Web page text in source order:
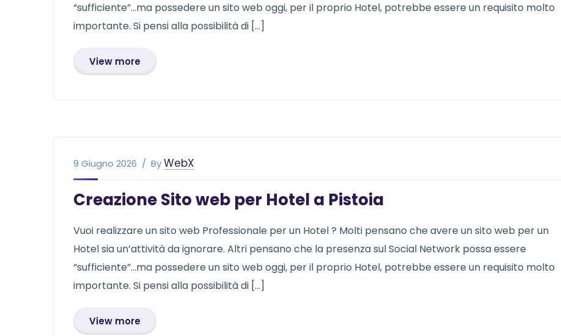
“sufficiente”…ma possedere un sito web oggi, per il proprio Hotel, potrebbe essere un requisito molto
importante. Si pensi alla possibilità di […]
View more
9 Giugno 2026 ByWebX
Creazione Sito web per Hotel a Pistoia
Vuoi realizzare un sito web Professionale per un Hotel ? Molti pensano che avere un sito web per un
Hotel sia un’attività da ignorare. Altri pensano che la presenza sul Social Network possa essere
“sufficiente”…ma possedere un sito web oggi, per il proprio Hotel, potrebbe essere un requisito molto
importante. Si pensi alla possibilità di […]
View more